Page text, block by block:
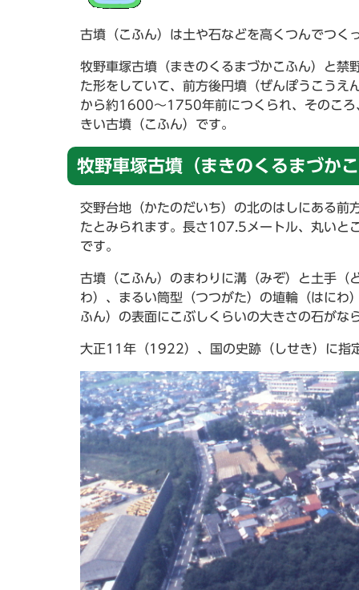
古墳（こふん）は土や石などを高くつんでつく
牧野車塚古墳（まきのくるまづかこふん）と禁
た形をしていて、前方後円墳（ぜんぽうこうえ
から約1600～1750年前につくられ、そのころ
きい古墳（こふん）です。
牧野車塚古墳（まきのくるまづか
交野台地（かたのだいち）の北のはしにある
たとみられます。長さ107.5メートル、丸いと
です。
古墳（こふん）のまわりに溝（みぞ）と土手（
わ）、まるい筒型（つつがた）の埴輪（はにわ
ふん）の表面にこぶしくらいの大きさの石がな
大正11年（1922）、国の史跡（しせき）に指